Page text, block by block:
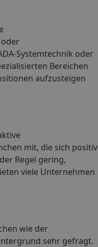
Systemtechnik oder
Bereichen
aufzusteigen
mit, die sich positiv
Regel gering,
viele Unternehmen
wie der
sehr gefragt.